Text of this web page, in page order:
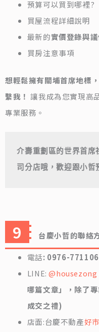
預算可以買到哪裡?
買屋流程詳細說明
最新的實價登錄與
買房注意事項
想輕鬆擁有關埔首席地標
繫我！ 讓我成為您實現高
專業服務。
介壽重劃區的世界首席
司分店哦，歡迎跟小哲
台慶小哲的聯絡
電話: 0976-771106
LINE:@housezong
哪篇文章」，除了
成交之禮)
店面:台慶不動產好